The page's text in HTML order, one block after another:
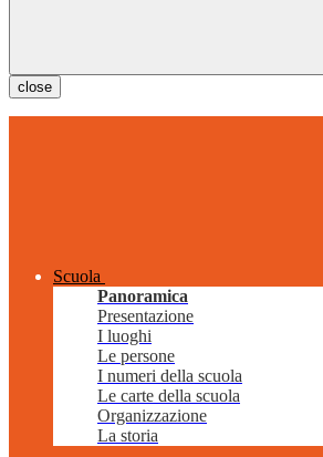
close
Scuola
Panoramica
Presentazione
I luoghi
Le persone
I numeri della scuola
Le carte della scuola
Organizzazione
La storia